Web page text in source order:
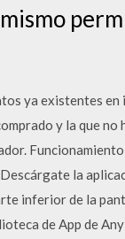
ya existentes
y la que
la
inferior de la
de App de